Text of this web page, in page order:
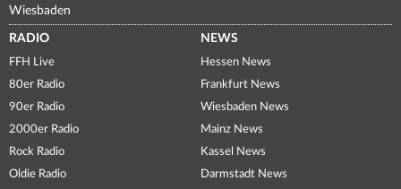
Wiesbaden
RADIO
FFH Live
80er Radio
90er Radio
2000er Radio
Rock Radio
Oldie Radio
NEWS
Hessen News
Frankfurt News
Wiesbaden News
Mainz News
Kassel News
Darmstadt News